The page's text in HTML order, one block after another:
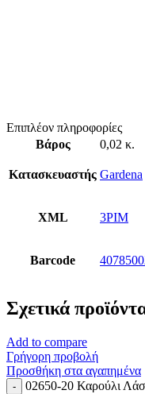
Επιπλέον πληροφορίες
Βάρος
0,02 κ.
Κατασκευαστής Gardena
XML 3PIM
Barcode
Σχετικά
Add to compare
Γρήγορη προβολή
Προσθήκη στα αγαπημένα
02650-20 Καρούλι